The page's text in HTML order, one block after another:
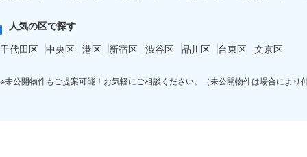
人気の区で探す
千代田区 中央区 港区 新宿区 渋谷区 品川区 台東区 文京区
※未公開物件もご提案可能！お気軽にご相談ください。（未公開物件は場合により